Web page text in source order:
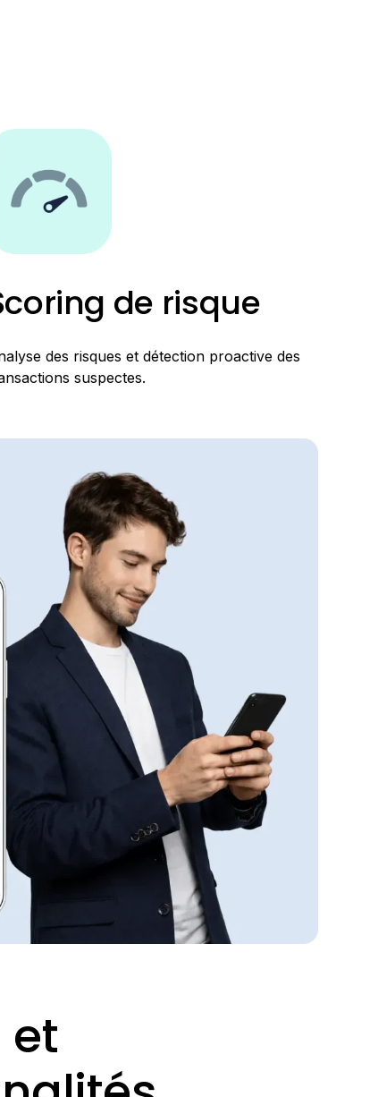
de risque
des risques et détection proactive des
suspectes.
et